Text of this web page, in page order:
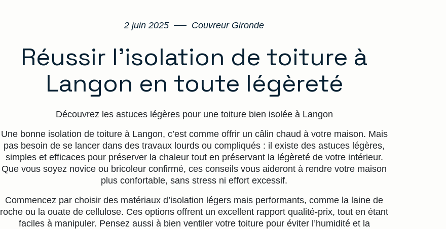
2 juin 2025 Couvreur Gironde
Réussir l’isolation de toiture à
Langon en toute légèreté
Découvrez les astuces légères pour une toiture bien isolée à Langon
Une bonne isolation de toiture à Langon, c’est comme offrir un câlin chaud à votre maison. Mais
pas besoin de se lancer dans des travaux lourds ou compliqués : il existe des astuces légères,
simples et efficaces pour préserver la chaleur tout en préservant la légèreté de votre intérieur.
Que vous soyez novice ou bricoleur confirmé, ces conseils vous aideront à rendre votre maison
plus confortable, sans stress ni effort excessif.
Commencez par choisir des matériaux d’isolation légers mais performants, comme la laine de
roche ou la ouate de cellulose. Ces options offrent un excellent rapport qualité-prix, tout en étant
faciles à manipuler. Pensez aussi à bien ventiler votre toiture pour éviter l’humidité et la